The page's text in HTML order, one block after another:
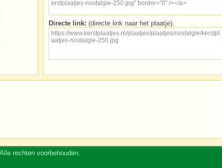
Directe link: (directe link naar het plaatje).
rechten voorbehouden.